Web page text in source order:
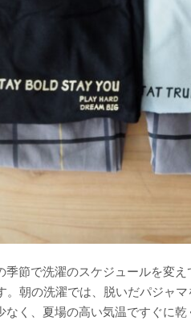
季節で洗濯のスケジュールを変
。朝の洗濯では、脱いだパジャ
なく、夏場の高い気温ですぐに